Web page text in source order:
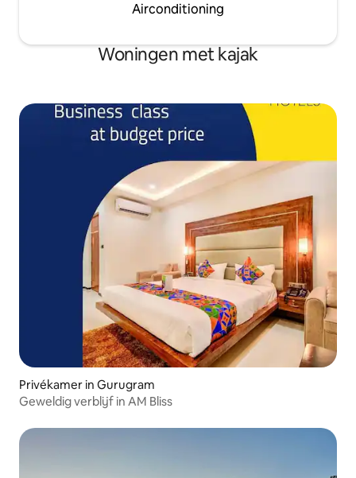
Airconditioning
Woningen met kajak
Privékamer in Gurugram
Geweldig verblijf in AM Bliss